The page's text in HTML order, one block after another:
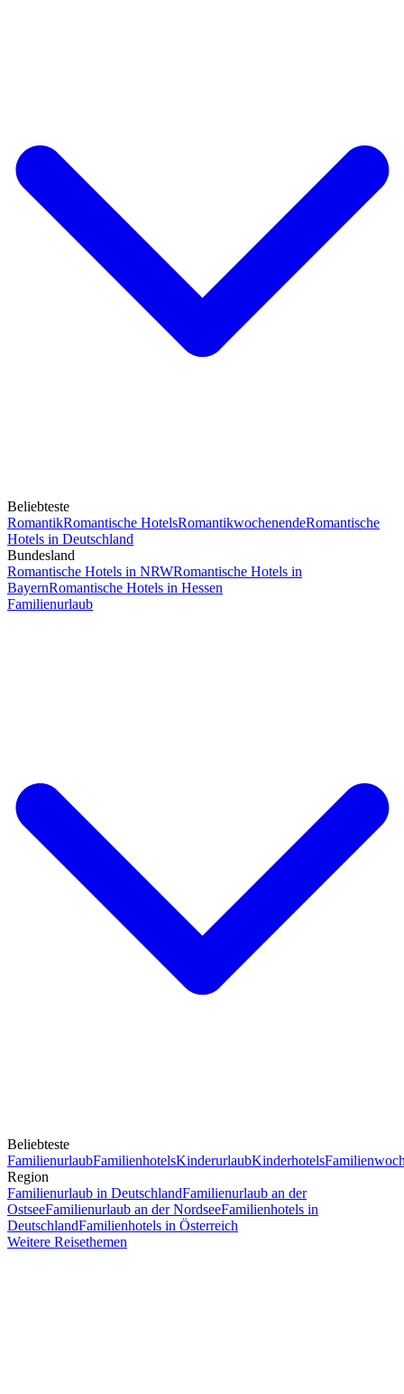
Beliebteste
RomantikRomantische HotelsRomantikwochenendeRomantische
Hotels in Deutschland
Bundesland
Romantische Hotels in NRWRomantische Hotels in
BayernRomantische Hotels in Hessen
Familienurlaub
Beliebteste
FamilienurlaubFamilienhotelsKinderurlaubKinderhotels
Region
Familienurlaub in DeutschlandFamilienurlaub an der
OstseeFamilienurlaub an der NordseeFamilienhotels in
DeutschlandFamilienhotels in Österreich
Weitere Reisethemen